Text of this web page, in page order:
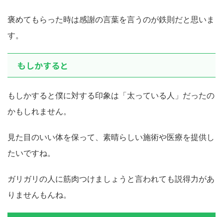
褒めてもらった時は感謝の言葉を言うのが鉄則だと思いま
す。
もしかすると
もしかすると僕に対する印象は「太っている人」だったの
かもしれません。
見た目のいい体を保って、素晴らしい施術や医療を提供し
たいですね。
ガリガリの人に筋肉つけましょうと言われても説得力があ
りませんもんね。